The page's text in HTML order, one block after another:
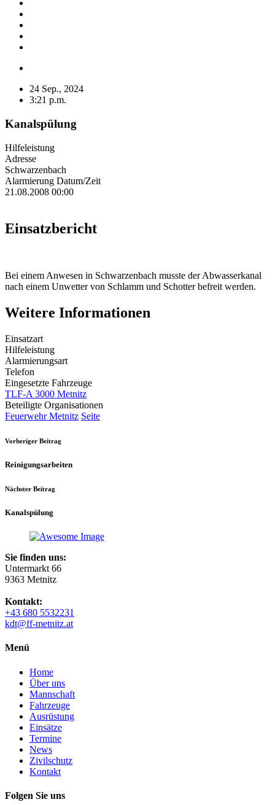
24 Sep., 2024
3:21 p.m.
Kanalspülung
Hilfeleistung
Adresse
Schwarzenbach
Alarmierung Datum/Zeit
21.08.2008 00:00
Einsatzbericht
Bei einem Anwesen in Schwarzenbach musste der Abwasserkanal
nach einem Unwetter von Schlamm und Schotter befreit werden.
Weitere Informationen
Einsatzart
Hilfeleistung
Alarmierungsart
Telefon
Eingesetzte Fahrzeuge
TLF-A 3000 Metnitz
Beteiligte Organisationen
Feuerwehr Metnitz Seite
Vorheriger Beitrag
Reinigungsarbeiten
Nächster Beitrag
Kanalspülung
Sie finden uns:
Untermarkt 66
9363 Metnitz
Kontakt:
+43 680 5532231
kdt@ff-metnitz.at
Menü
Home
Über uns
Mannschaft
Fahrzeuge
Ausrüstung
Einsätze
Termine
News
Zivilschutz
Kontakt
Folgen Sie uns